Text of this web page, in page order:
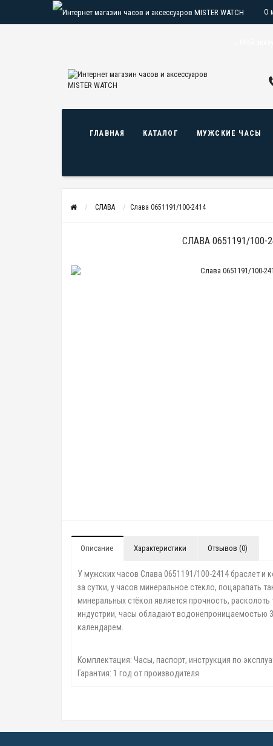
О
ГЛАВНАЯ КАТАЛОГ МУЖСКИЕ ЧАСЫ
СЛАВА Слава 0651191/100-2414
СЛАВА 0651191/100-
Описание Характеристики Отзывов (0)
У мужских часов Слава 0651191/100-2414 браслет и
за сутки, у часов минеральное стекло, поцарапать
минеральных стёкол является прочность,
индустрии, часы обладают водонепроницаемостью
календарем.
Комплектация: Часы, паспорт, инструкция по
Гарантия: 1 год от производителя